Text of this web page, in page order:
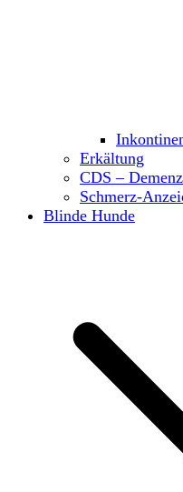
Erkältung
CDS – Demenz
Schmerz-
Blinde Hunde